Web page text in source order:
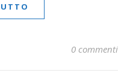
0 commenti